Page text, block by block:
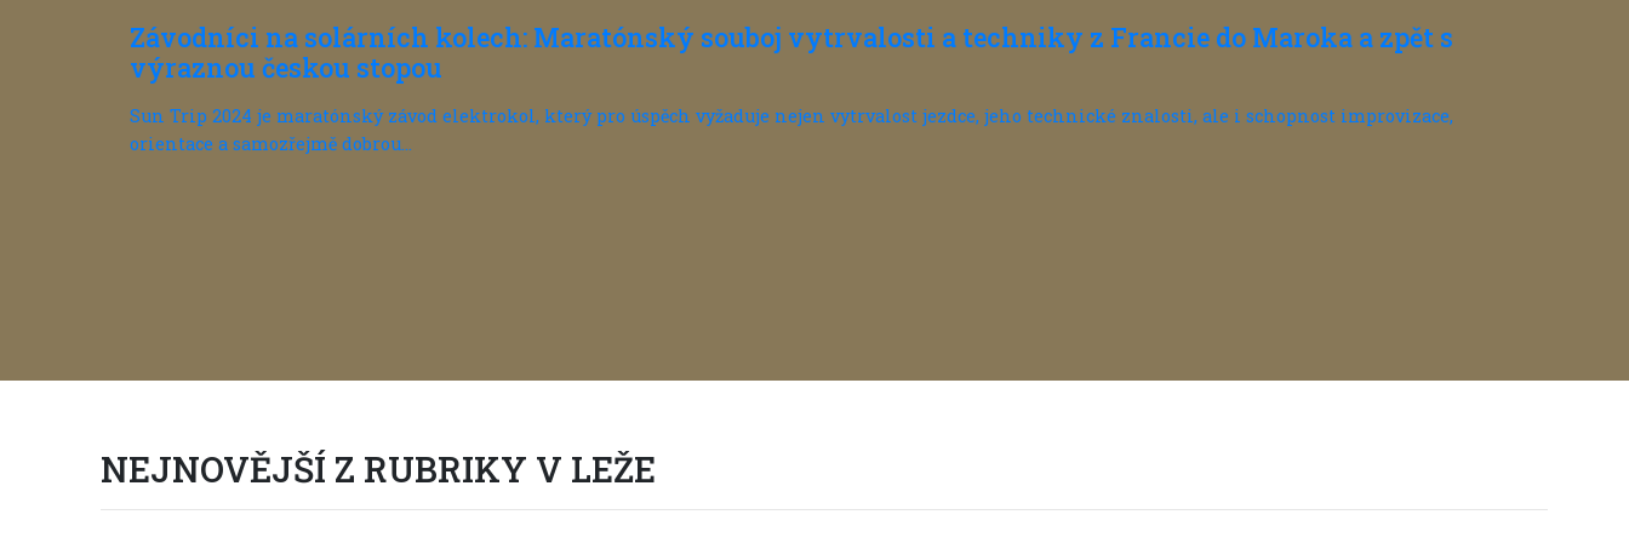
Závodníci na solárních kolech: Maratónský souboj vytrvalosti a techniky z Francie do Maroka a zpět s
výraznou českou stopou
Sun Trip 2024 je maratónský závod elektrokol, který pro úspěch vyžaduje nejen vytrvalost jezdce, jeho technické znalosti, ale i schopnost improvizace,
orientace a samozřejmě dobrou...
NEJNOVĚJŠÍ Z RUBRIKY V LEŽE